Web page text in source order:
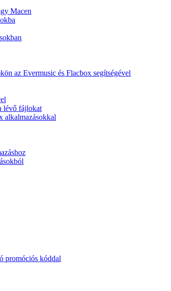
Macen
az Evermusic és Flacbox segítségével
lévő fájlokat
alkalmazásokkal
promóciós kóddal